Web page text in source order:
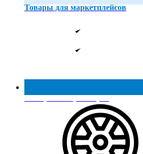
Товары для маркетплейсов
Реестр МинПромТорга